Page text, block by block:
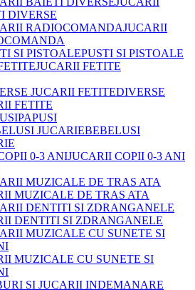
DIVERSE
JUCARII
PUSTI SI PISTOALE
JUCARII FETITE
DIVERSE
FETITE
PAPUSI
BEBELUSI
JUCARII COPII 0-3 ANI
MUZICALE DE TRAS ATA
DENTITI SI ZDRANGANELE
MUZICALE CU SUNETE SI